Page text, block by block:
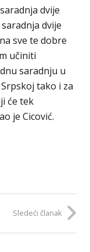
dvije
dvije
sve te dobre
učiniti
saradnju u
tako i za
će tek
je Cicović.
Sledeći članak